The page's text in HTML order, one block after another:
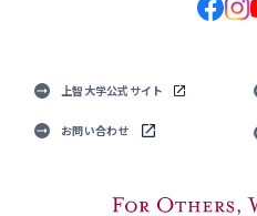
上智大学公式サイト
お問い合わせ